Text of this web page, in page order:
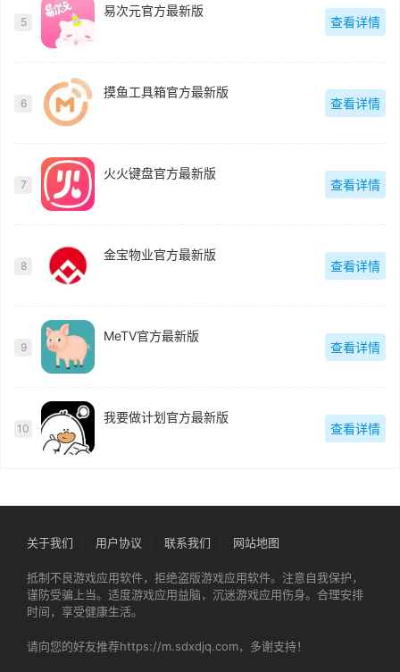
5
易次元官方最新版
查看详情
6
摸鱼工具箱官方最新版
查看详情
7
火火键盘官方最新版
查看详情
8
金宝物业官方最新版
查看详情
9
MeTV官方最新版
查看详情
10
我要做计划官方最新版
查看详情
关于我们 用户协议 联系我们 网站地图
抵制不良游戏应用软件，拒绝盗版游戏应用软件。注意自我保护，
谨防受骗上当。适度游戏应用益脑，沉迷游戏应用伤身。合理安排
时间，享受健康生活。
请向您的好友推荐https://m.sdxdjq.com，多谢支持！